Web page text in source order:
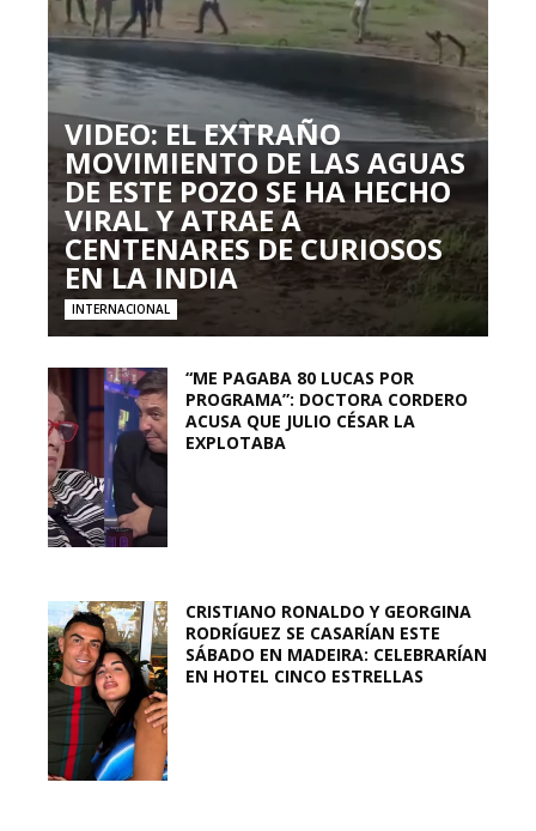
VIDEO: EL EXTRAÑO
MOVIMIENTO DE LAS AGUAS
DE ESTE POZO SE HA HECHO
VIRAL Y ATRAE A
CENTENARES DE CURIOSOS
EN LA INDIA
INTERNACIONAL
“ME PAGABA 80 LUCAS POR
PROGRAMA”: DOCTORA CORDERO
ACUSA QUE JULIO CÉSAR LA
EXPLOTABA
CRISTIANO RONALDO Y GEORGINA
RODRÍGUEZ SE CASARÍAN ESTE
SÁBADO EN MADEIRA: CELEBRARÍAN
EN HOTEL CINCO ESTRELLAS